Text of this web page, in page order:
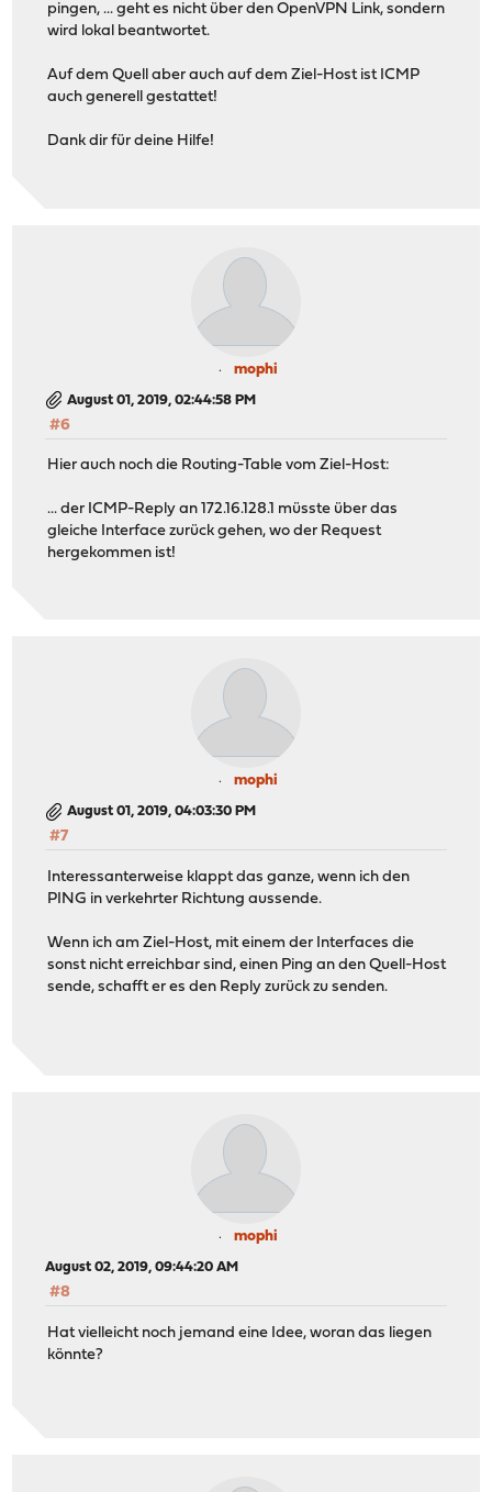
pingen, ... geht es nicht über den OpenVPN Link, sondern
wird lokal beantwortet.
Auf dem Quell aber auch auf dem Ziel-Host ist ICMP
auch generell gestattet!
Dank dir für deine Hilfe!
mophi
August 01, 2019, 02:44:58 PM
#6
Hier auch noch die Routing-Table vom Ziel-Host:
... der ICMP-Reply an 172.16.128.1 müsste über das
gleiche Interface zurück gehen, wo der Request
hergekommen ist!
mophi
August 01, 2019, 04:03:30 PM
#7
Interessanterweise klappt das ganze, wenn ich den
PING in verkehrter Richtung aussende.
Wenn ich am Ziel-Host, mit einem der Interfaces die
sonst nicht erreichbar sind, einen Ping an den Quell-Host
sende, schafft er es den Reply zurück zu senden.
mophi
August 02, 2019, 09:44:20 AM
#8
Hat vielleicht noch jemand eine Idee, woran das liegen
könnte?